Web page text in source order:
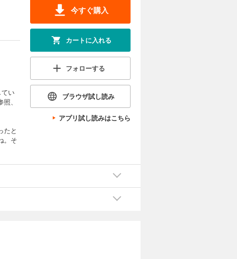
い
、
たと
。そ
今すぐ購入
カートに入れる
フォローする
ブラウザ試し読み
アプリ試し読みはこちら